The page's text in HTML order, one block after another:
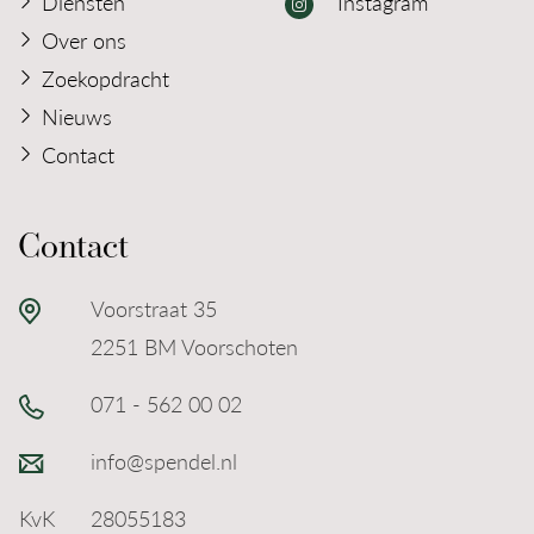
Heeft u interesse in deze woning en zou u deze
graag willen bezichtigen? Maak dan snel een
afspraak via ons kantoor!
Over ons
Zoekopdracht
Nieuws
Contact
Contact
Voorstraat 35
2251 BM Voorschoten
071 - 562 00 02
info@spendel.nl
KvK
28055183